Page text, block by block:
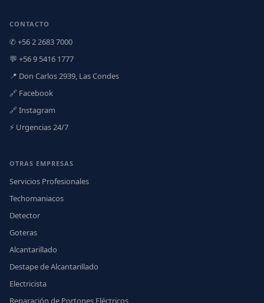
CONTACTO
✆ +56 2 2683 7000
💬 +56 9 5416 1777
📍 Don Carlos 2939, Las Condes
🔗 Facebook
🔗 Instagram
⚡ Urgencias 24/7
OTRAS EMPRESAS
Servicios Profesionales
Techomaniacos
Detector
Goteras
Alcantarillado
Destape de Alcantarillado
Electricista
Reparación de Portones Eléctricos